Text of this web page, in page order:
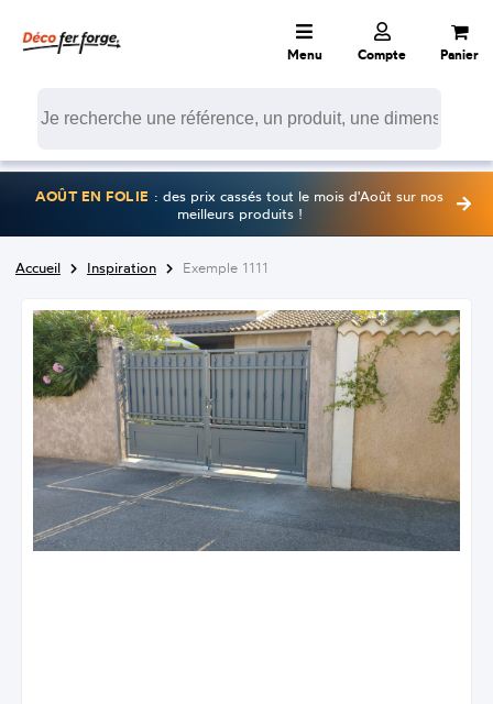
Menu Compte Panier
AOÛT EN FOLIE : des prix cassés tout le mois d'Août sur nos
meilleurs produits !
Accueil Inspiration Exemple 1111